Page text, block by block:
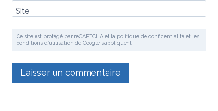
Site
Ce site est protégé par reCAPTCHA et la politique de confidentialité et les
conditions d’utilisation de Google s’appliquent